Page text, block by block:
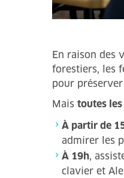
En raison des
forestiers, les
pour
Mais toutes
À partir de
admirer les
À 19h,
clavier et